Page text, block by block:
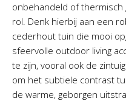
onbehandeld of
rol. Denk hierbij aan een
cederhout tuin die mooi
sfeervolle outdoor living
te zijn, vooral ook de
om het subtiele contrast
de warme, geborgen